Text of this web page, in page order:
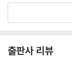
면 지금까지 기피 했
나는 해외의 선진 노
출판사 리뷰